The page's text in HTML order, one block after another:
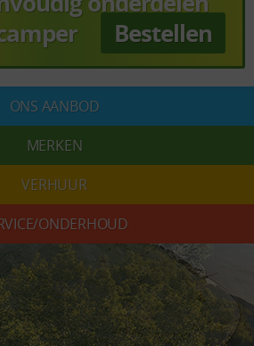
Bestellen
ONS AANBOD
MERKEN
VERHUUR
ONDERHOUD